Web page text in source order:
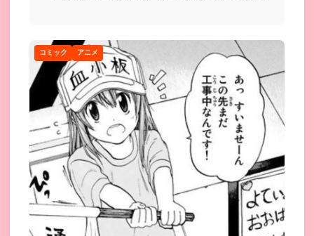
コミック アニメ